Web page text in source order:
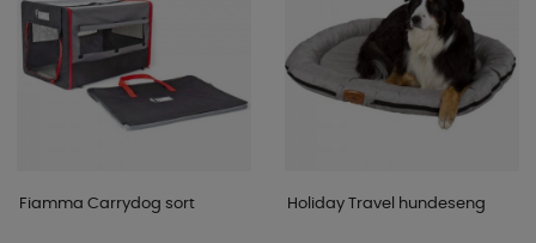
Fiamma Carrydog sort Holiday Travel hundeseng